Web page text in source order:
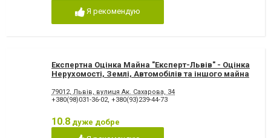
Я рекомендую
Експертна Оцінка Майна "Експерт-Львів" - Оцінка
Нерухомості, Землі, Автомобілів та іншого майна
79012, Львів, вулиця Ак. Сахарова, 34
+380(98)031-36-02, +380(93)239-44-73
10.8 дуже добре